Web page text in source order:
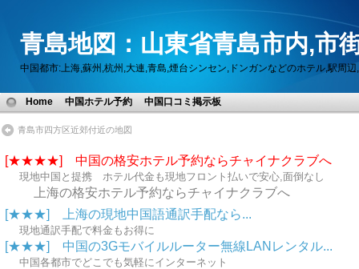
青島地図：山東省青島市内,市
中国都市:上海,蘇州,杭州,大連,青島,煙台シンセン,ドンガンなどのホテル,駅周
Home 中国ホテル予約 中国口コミ掲示板
青島市四方区近郊付近の地図
[★★★★] 中国の格安ホテル予約ならチャイナクラブへ
現地中国と提携 ホテル代金も現地フロント払いで安心,面倒なし
上海の格安ホテル予約ならチャイナクラブへ
[★★★] 上海の現地中国語通訳手配なら...
現地通訳手配で料金もお得に
[★★★] 中国の3Gモバイルルーター無線LANレンタル...
中国各都市でどこでも気軽にインターネット